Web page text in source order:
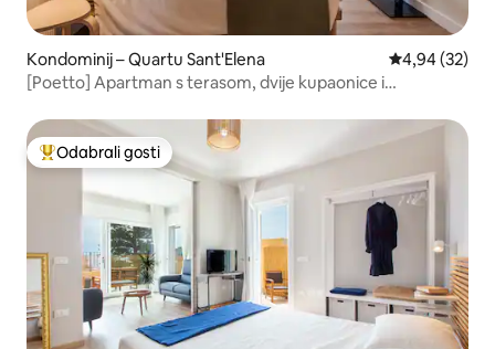
Kondominij – Quartu Sant'Elena Prosječna
4,94 (32)
[Poetto] Apartman s terasom, dvije kupaonice i
Među najviše rangiranima s oznakom „Odabrali gosti”
Odabrali gosti